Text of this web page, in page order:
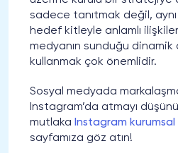
sadece tanıtmak değil,
hedef kitleyle anlamlı
medyanın sunduğu dinamik
kullanmak çok önemlidir.
Sosyal medyada
Instagram’da atmayı
mutlaka Instagram kurumsal
sayfamıza göz atın!